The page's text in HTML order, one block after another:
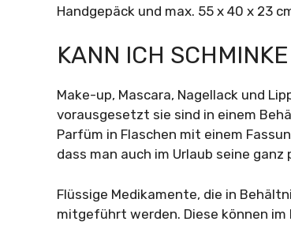
Handgepäck und max. 55 x 40 x 23
KANN ICH
Make-up, Mascara, Nagellack und
vorausgesetzt sie sind in einem
Parfüm in Flaschen mit einem
dass man auch im Urlaub seine
Flüssige Medikamente, die in
mitgeführt werden. Diese können